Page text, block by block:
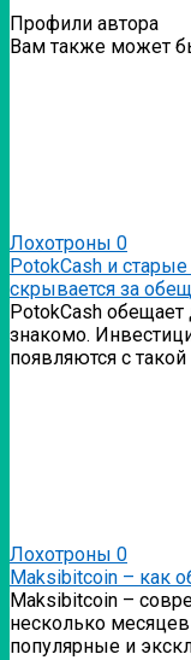
Профили автора
Вам также может
Лохотроны 0
PotokCash и
скрывается за
PotokCash
знакомо.
появляются с такой
Лохотроны 0
Мaksibitcoin – как
Мaksibitcoin –
несколько
популярные и